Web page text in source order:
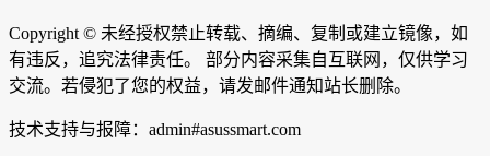
Copyright © 未经授权禁止转载、摘编、复制或建立镜像，如
有违反，追究法律责任。 部分内容采集自互联网，仅供学习
交流。若侵犯了您的权益，请发邮件通知站长删除。
技术支持与报障：admin#asussmart.com